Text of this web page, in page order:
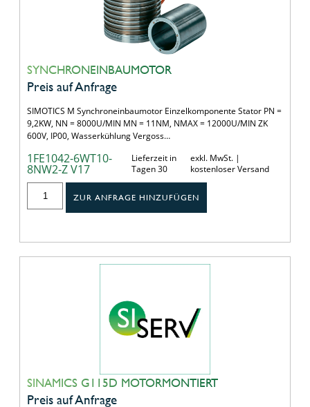
SYNCHRONEINBAUMOTOR
Preis auf Anfrage
SIMOTICS M Synchroneinbaumotor Einzelkomponente Stator PN =
9,2KW, NN = 8000U/MIN MN = 11NM, NMAX = 12000U/MIN ZK
600V, IP00, Wasserkühlung Vergoss…
1FE1042-6WT10-
8NW2-Z V17
Lieferzeit in
Tagen 30
exkl. MwSt. |
kostenloser Versand
ZUR ANFRAGE HINZUFÜGEN
SINAMICS G115D MOTORMONTIERT
Preis auf Anfrage